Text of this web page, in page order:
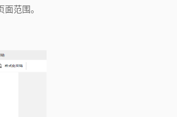
范围。